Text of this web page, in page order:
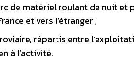
de matériel roulant de nuit et
et vers l’étranger ;
répartis entre
à l’activité.